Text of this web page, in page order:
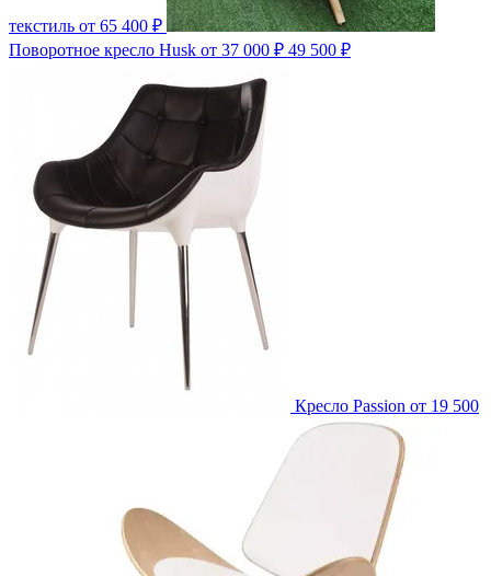
текстиль от 65 400 ₽
Поворотное кресло Husk от 37 000 ₽ 49 500 ₽
Кресло Passion от 19 500